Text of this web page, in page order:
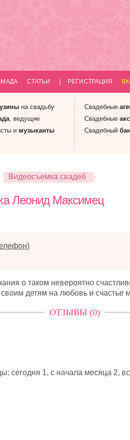
СТАТЬИ РЕГИСТРАЦИЯ
на свадьбу
, ведущие
и музыканты
Свадебные
Свадебные
Свадебный
Видеосъемка свадеб
Леонид Максимец
)
о таком невероятно
своим детям на любовь и
ОТЗЫВЫ (0)
сегодня 1, с начала месяца 2,